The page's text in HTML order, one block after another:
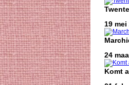
Twente
19 mei
24
Komt